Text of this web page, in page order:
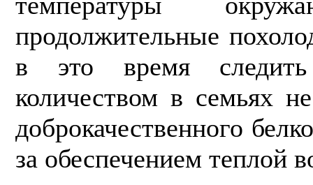
продолжительные
в это время
количеством в семьях
доброкачественного
за обес­печением теплой